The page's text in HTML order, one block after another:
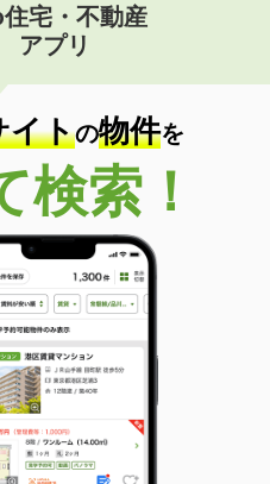
宅・不動産
アプリ
イトの物件を
検索！